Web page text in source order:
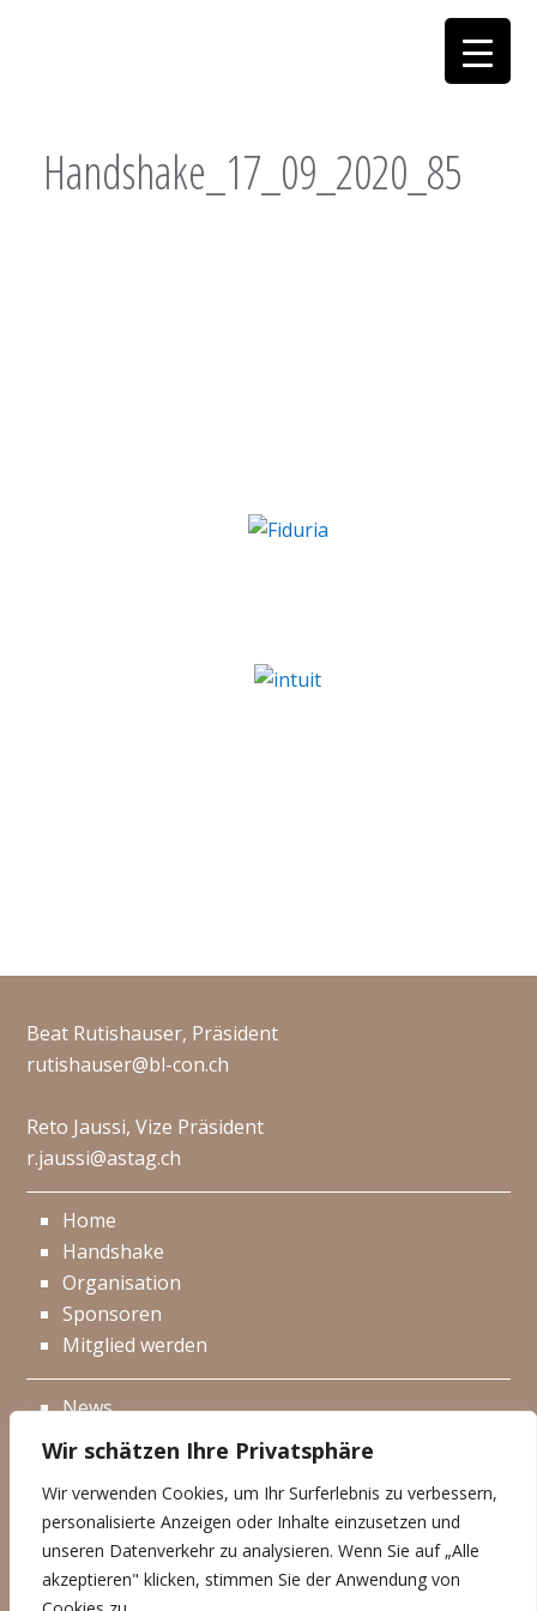
Wir schätzen Ihre Privatsphäre
Wir verwenden Cookies, um Ihr Surferlebnis zu verbessern,
personalisierte Anzeigen oder Inhalte einzusetzen und
unseren Datenverkehr zu analysieren. Wenn Sie auf „Alle
akzeptieren" klicken, stimmen Sie der Anwendung von
Handshake_17_09_2020_85
Beat Rutishauser, Präsident
rutishauser@bl-con.ch
Reto Jaussi, Vize Präsident
r.jaussi@astag.ch
Home
Handshake
Organisation
Sponsoren
Mitglied werden
News
Events
Kontakt
Impressum
Datenschutzerklärung